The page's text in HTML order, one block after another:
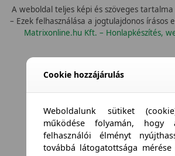
A weboldal teljes képi és szöveges
– Ezek felhasználása a jogtulajdonos írásos
Matrixonline.hu Kft. – Honlapkészítés,
Cookie hozzájárulás
Weboldalunk sütiket
működése folyamán, hogy
felhasználói élményt
továbbá látogatottsága